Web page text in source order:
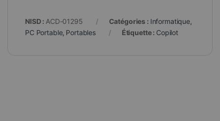
NISD : ACD-01295 Catégories : Informatique,
PC Portable, Portables Étiquette : Copilot